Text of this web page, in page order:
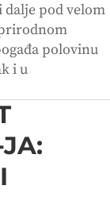
pod velom
polovinu
i u